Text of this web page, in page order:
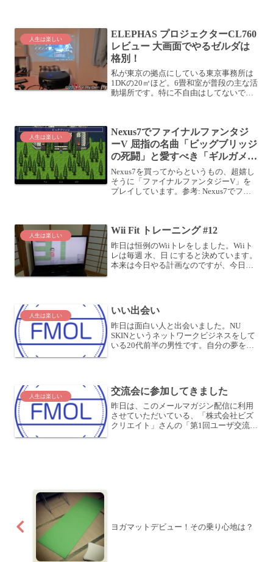
人生は楽しい
ELEPHAS プロジェクターCL760
レビュー 大画面でやるゼルダは
格別！
私が東京の拠点にしている東京事務所は
1DKの20㎡ほど。6畳和室が普段の主な活
動場所です。特に不自由はしてないです
ま...
人生は楽しい
Nexus7でファイナルファンタジ
ーV 屈指の名曲「ビッグブリッジ
の死闘」と愛すべき「ギルガメッ
シュ」に出会う
Nexus7を買ってからというもの、超嬉し
そうに「ファイナルファンタジーV」を
プレイしています。参考: Nexus7でファ
人生は楽しい Wii Fit トレーニング #12
昨日は恒例のWiiトレをしました。Wiiト
レは毎週 水、日 にすると決めています。
本来は今日やる計画なのですが、今日か
なりましたが...
人生は楽しい いい出会い
昨日は面白い人と出会いました。NU
SKINというネットワークビジネスをして
いる20代前半の男性です。自分の夢を持
気づけられま...
人生は楽しい 交流会に参加してきました
昨日は、このメールマガジン配信に利用
させていただいている、「株式会社ビズ
クリエイト」さんの「第1回ユーザ交流
ヨガマットデビュー！その乗り心地は？